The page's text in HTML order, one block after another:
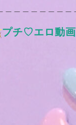
プチ♡エロ動画